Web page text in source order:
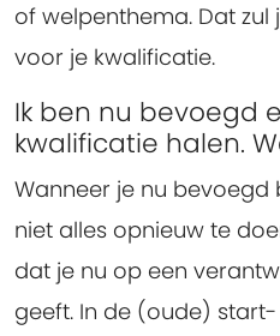
of welpenthema. Dat
voor je kwalificatie.
Ik ben nu bevoegd
kwalificatie halen.
Wanneer je nu bevoegd
niet alles opnieuw te
dat je nu op een
geeft. In de (oude) start-